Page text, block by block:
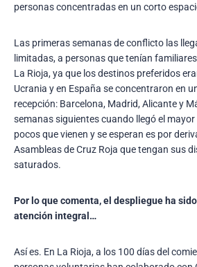
personas concentradas en un corto
Las primeras semanas de conflicto las
limitadas, a personas que tenían
La Rioja, ya que los destinos preferidos
Ucrania y en España se concentraron en
recepción: Barcelona, Madrid, Alicante y
semanas siguientes cuando llegó el
pocos que vienen y se esperan es por
Asambleas de Cruz Roja que tengan sus
saturados.
Por lo que comenta, el despliegue ha
atención integral…
Así es. En La Rioja, a los 100 días del